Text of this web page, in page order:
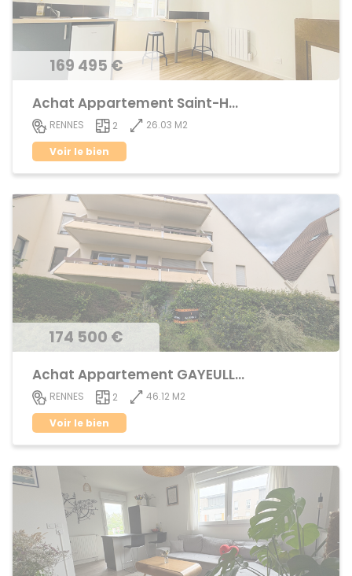
169 495 €
Achat Appartement Saint-Helier
RENNES 2
26.03 M2
Voir le bien
174 500 €
Achat Appartement GAYEULLES
RENNES 2
46.12 M2
Voir le bien